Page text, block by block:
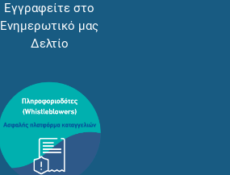
Εγγραφείτε στο
Ενημερωτικό μας
Δελτίο